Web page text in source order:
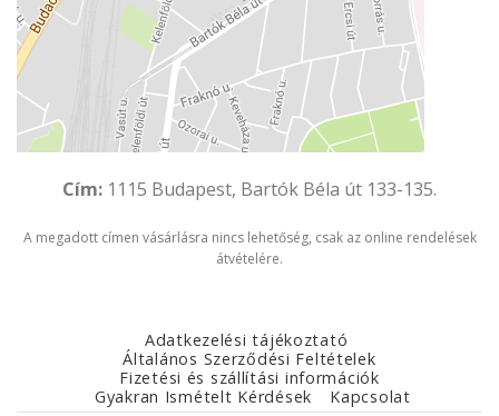
Cím: 1115 Budapest, Bartók Béla út 133-135.
A megadott címen vásárlásra nincs lehetőség, csak az online rendelések
átvételére.
Adatkezelési tájékoztató
Általános Szerződési Feltételek
Fizetési és szállítási információk
Gyakran Ismételt Kérdések
Kapcsolat